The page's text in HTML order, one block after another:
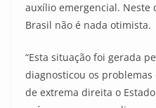
auxílio emergencial. Neste
Brasil não é nada otimista.
“Esta situação foi gerada
diagnosticou os problemas
de extrema direita o